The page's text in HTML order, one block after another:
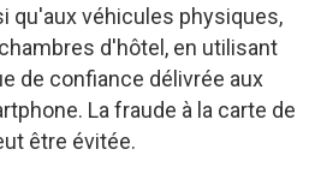
qu'aux véhicules physiques,
d'hôtel, en utilisant
de confiance délivrée aux
La fraude à la carte de
être évitée.